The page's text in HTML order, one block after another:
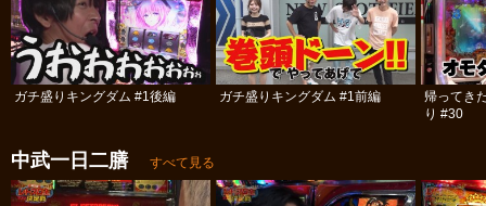
ガチ盛りキングダム #1後編 ガチ盛りキングダム #1前編
帰ってき
り #30
中武一日二膳 すべて見る